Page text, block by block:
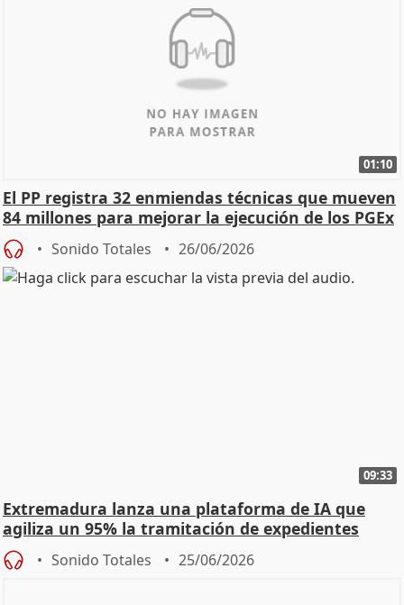
01:10
El PP registra 32 enmiendas técnicas que mueven
84 millones para mejorar la ejecución de los PGEx
Sonido Totales 26/06/2026
09:33
Extremadura lanza una plataforma de IA que
agiliza un 95% la tramitación de expedientes
Sonido Totales 25/06/2026